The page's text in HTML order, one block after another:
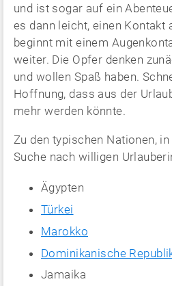
und ist sogar auf ein
es dann leicht, einen Kontakt
beginnt mit einem
weiter. Die Opfer denken
und wollen Spaß haben.
Hoffnung, dass aus der
mehr werden könnte.
Zu den typischen Nationen,
Suche nach willigen
Ägypten
Türkei
Marokko
Dominikanische
Jamaika